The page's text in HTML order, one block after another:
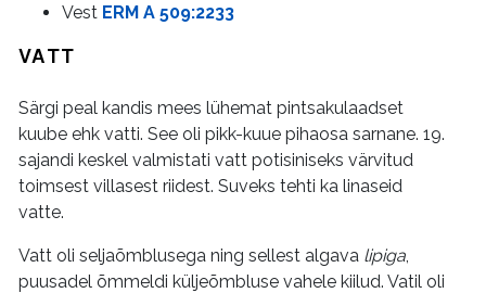
Vest ERM A 509:2233
VATT
Särgi peal kandis mees lühemat pintsakulaadset
kuube ehk vatti. See oli pikk-kuue pihaosa sarnane. 19.
sajandi keskel valmistati vatt potisiniseks värvitud
toimsest villasest riidest. Suveks tehti ka linaseid
vatte.
Vatt oli seljaõmblusega ning sellest algava lipiga
puusadel õmmeldi küljeõmbluse vahele kiilud. Vatil oli